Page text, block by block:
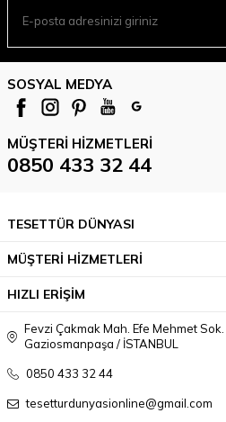
SOSYAL MEDYA
MÜŞTERI HIZMETLERI
0850 433 32 44
TESETTÜR DÜNYASI
MÜŞTERİ HİZMETLERİ
HIZLI ERİŞİM
Fevzi Çakmak Mah. Efe Mehmet
Gaziosmanpaşa / İSTANBUL
0850 433 32 44
tesetturdunyasionline@gmail.com